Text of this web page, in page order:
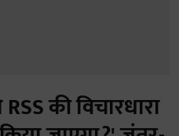
की विचारधारा